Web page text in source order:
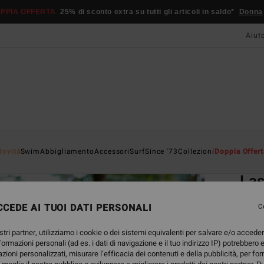
OFFERTA 25% di sconto extra su tutti gli articoli in saldo* Donna
SwimAbbigliamentoAccessoriSurfSince '73CollezioniDoppia
ECO-
45,95
AI TUOI DATI PERSONALI
partner, utilizziamo i cookie o dei sistemi equivalenti per salvare e/o
personali (ad es. i dati di navigazione e il tuo indirizzo IP) potrebbero
personalizzati, misurare l’efficacia dei contenuti e della pubblicità, per